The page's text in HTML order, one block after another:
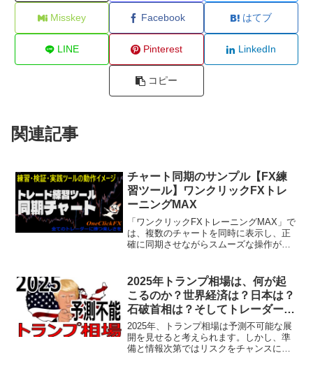
Misskey Facebook はてブ
LINE Pinterest LinkedIn
コピー
関連記事
チャート同期のサンプル【FX練
習ツール】ワンクリックFXトレ
ーニングMAX
「ワンクリックFXトレーニングMAX」で
は、複数のチャートを同時に表示し、正
確に同期させながらスムーズな操作が可
期させたサンプルを紹介しています。動
画内では、左上か...
2025年トランプ相場は、何が起
こるのか？世界経済は？日本は？
石破首相は？そしてトレーダーは
何に注意すれば良いのか？
2025年、トランプ相場は予測不可能な展
開を見せると考えられます。しかし、準
備と情報次第ではリスクをチャンスに変